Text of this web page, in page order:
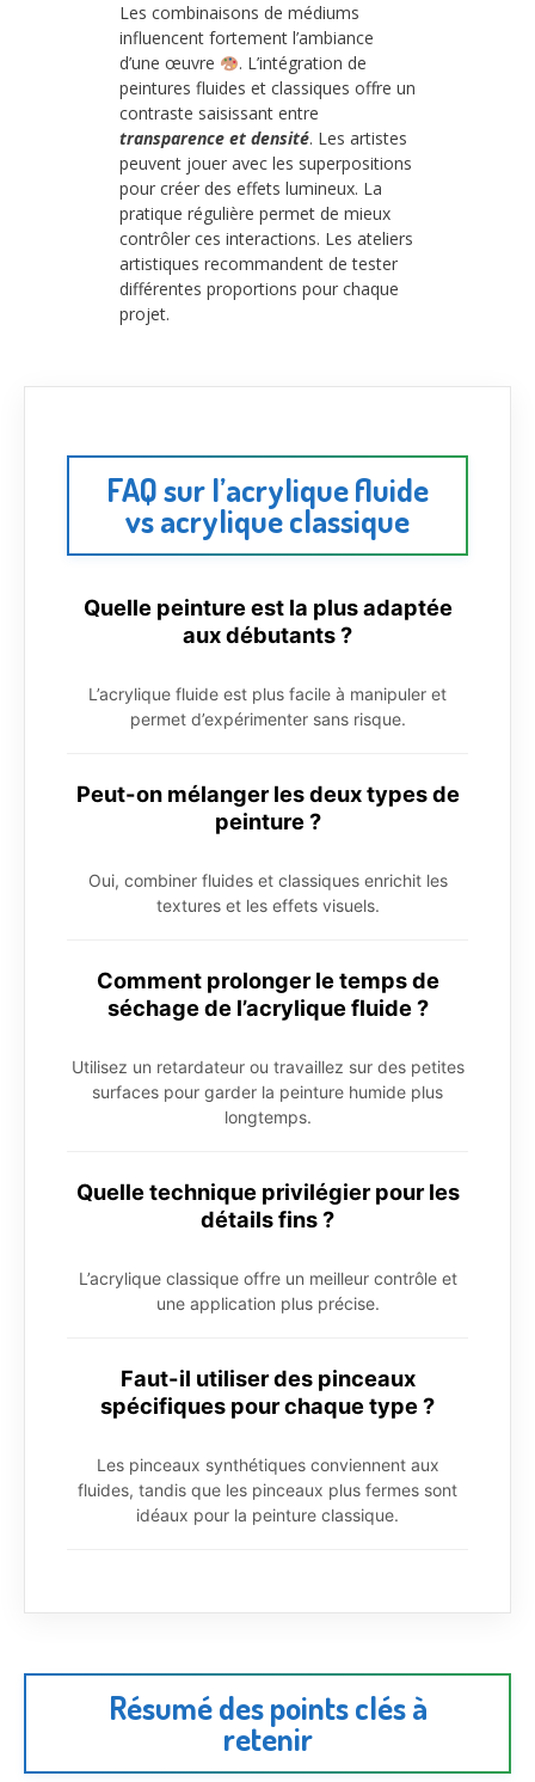
Les combinaisons de médiums
influencent fortement l’ambiance
d’une œuvre
. L’intégration de
peintures fluides et classiques offre un
contraste saisissant entre
transparence et densité. Les artistes
peuvent jouer avec les superpositions
pour créer des effets lumineux. La
pratique régulière permet de mieux
contrôler ces interactions. Les ateliers
artistiques recommandent de tester
différentes proportions pour chaque
projet.
FAQ sur l’acrylique fluide
vs acrylique classique
Quelle peinture est la plus adaptée
aux débutants ?
L’acrylique fluide est plus facile à manipuler et
permet d’expérimenter sans risque.
Peut-on mélanger les deux types de
peinture ?
Oui, combiner fluides et classiques enrichit les
textures et les effets visuels.
Comment prolonger le temps de
séchage de l’acrylique fluide ?
Utilisez un retardateur ou travaillez sur des petites
surfaces pour garder la peinture humide plus
longtemps.
Quelle technique privilégier pour les
détails fins ?
L’acrylique classique offre un meilleur contrôle et
une application plus précise.
Faut-il utiliser des pinceaux
spécifiques pour chaque type ?
Les pinceaux synthétiques conviennent aux
fluides, tandis que les pinceaux plus fermes sont
idéaux pour la peinture classique.
Résumé des points clés à
retenir